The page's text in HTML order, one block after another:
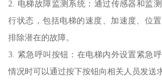
2. 电梯故障监测系统：通过传感器和监
行状态，包括电梯的速度、加速度、位
排除潜在的故障。
3. 紧急呼叫按钮：在电梯内外设置紧急
情况时可以通过按下按钮向相关人员发送